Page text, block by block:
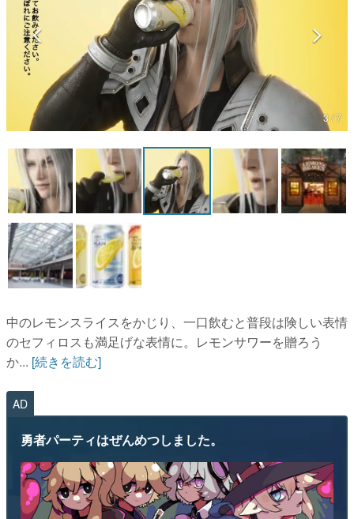
ゲームが変えた日本語
「経験値」「裏技」「ラスボス」… ゲームにまつわる言葉
の起源や用法の変遷を、コンピューター文化史研究家・タ
イニーP氏が徹底調査。
カテゴリ
マンガ
女性向け
アプリレビュー
その他
運営：株式会社マレ
3 / 7
中のレモンスライスをかじり、一口飲むと普段は険しい表情
のセフィロスも満足げな表情に。レモンサワーを贈ろう
か... [続きを読む]
AD
勇者パーティはぜんめつしました。